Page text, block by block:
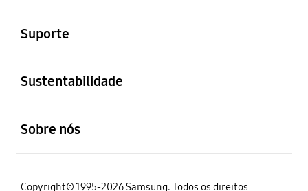
Suporte
Sustentabilidade
Sobre nós
Copyright© 1995-2026 Samsung. Todos os direitos